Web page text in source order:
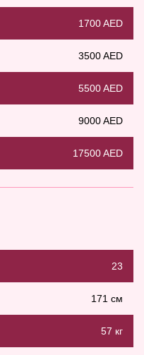
1700 AED
3500 AED
5500 AED
9000 AED
17500 AED
23
171 см
57 кг